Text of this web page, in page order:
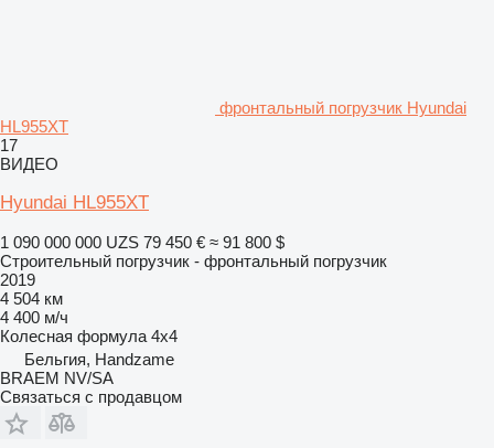
фронтальный погрузчик Hyundai
HL955XT
17
ВИДЕО
Hyundai HL955XT
1 090 000 000 UZS 79 450 € ≈ 91 800 $
Строительный погрузчик - фронтальный погрузчик
2019
4 504 км
4 400 м/ч
Колесная формула 4x4
Бельгия, Handzame
BRAEM NV/SA
Связаться с продавцом